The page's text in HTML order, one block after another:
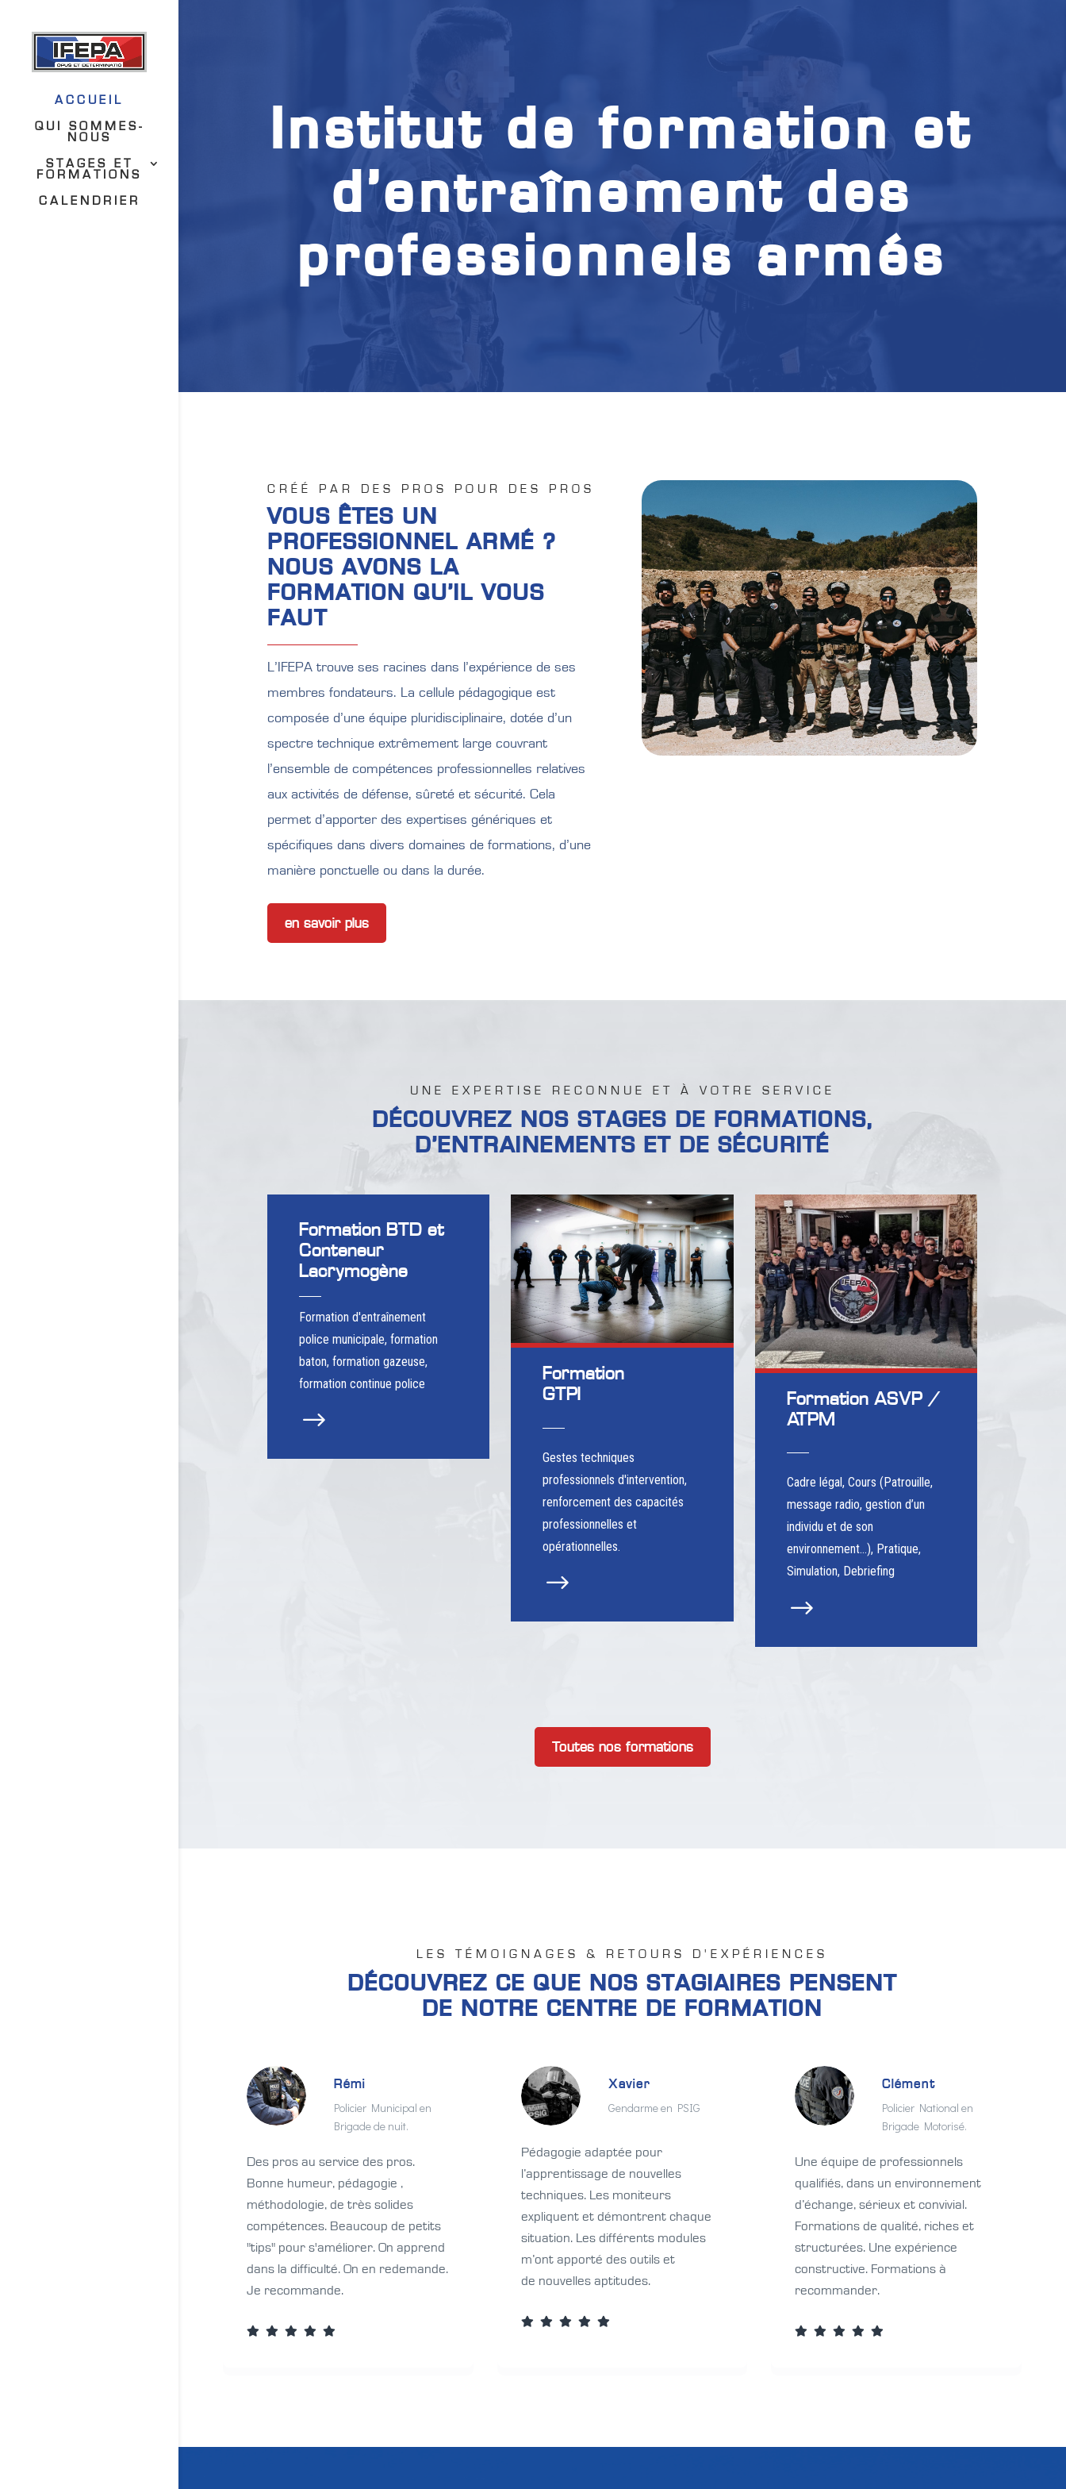
ACCUEIL
QUI SOMMES-
NOUS
STAGES ET
FORMATIONS
CALENDRIER
Institut de formation et
d’entraînement des
professionnels armés
CRÉÉ PAR DES PROS POUR DES PROS
VOUS ÊTES UN
PROFESSIONNEL ARMÉ ?
NOUS AVONS LA
FORMATION QU’IL VOUS
FAUT
L’IFEPA trouve ses racines dans l’expérience de ses
membres fondateurs. La cellule pédagogique est
composée d’une équipe pluridisciplinaire, dotée d’un
spectre technique extrêmement large couvrant
l’ensemble de compétences professionnelles relatives
aux activités de défense, sûreté et sécurité. Cela
permet d’apporter des expertises génériques et
spécifiques dans divers domaines de formations, d’une
manière ponctuelle ou dans la durée.
en savoir plus
UNE EXPERTISE RECONNUE ET À VOTRE SERVICE
DÉCOUVREZ NOS STAGES DE FORMATIONS,
D’ENTRAINEMENTS ET DE SÉCURITÉ
Formation BTD et
Conteneur
Lacrymogène
Formation d'entraînement
police municipale, formation
baton, formation gazeuse,
formation continue police
$
Formation
GTPI
Gestes techniques
professionnels d'intervention,
renforcement des capacités
professionnelles et
opérationnelles.
$
Formation ASVP /
ATPM
Cadre légal, Cours (Patrouille,
message radio, gestion d’un
individu et de son
environnement…), Pratique,
Simulation, Debriefing
$
Toutes nos formations
LES TÉMOIGNAGES & RETOURS D'EXPÉRIENCES
DÉCOUVREZ CE QUE NOS STAGIAIRES PENSENT
DE NOTRE CENTRE DE FORMATION
Rémi
Policier Municipal en
Brigade de nuit.
Des pros au service des pros.
Bonne humeur, pédagogie ,
méthodologie, de très solides
compétences. Beaucoup de petits
"tips" pour s'améliorer. On apprend
dans la difficulté. On en redemande.
Je recommande.
    
Xavier
Gendarme en PSIG
Pédagogie adaptée pour
l’apprentissage de nouvelles
techniques. Les moniteurs
expliquent et démontrent chaque
situation. Les différents modules
m’ont apporté des outils et
de nouvelles aptitudes.
    
Clément
Policier National en
Brigade Motorisé.
Une équipe de professionnels
qualifiés, dans un environnement
d’échange, sérieux et convivial.
Formations de qualité, riches et
structurées. Une expérience
constructive. Formations à
recommander.
    